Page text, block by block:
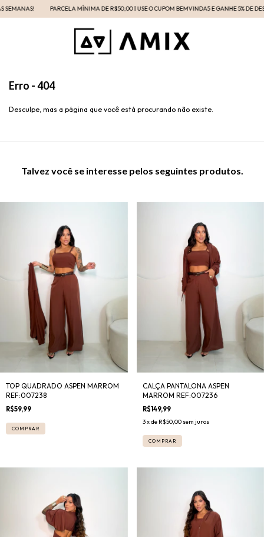
PARCELA MÍNIMA DE R$50,00 | USE O CUPOM BEMVINDA5 E GANHE 5% DE
Erro - 404
Desculpe, mas a página que você está procurando não existe.
Talvez você se interesse pelos seguintes produtos.
TOP QUADRADO ASPEN MARROM
REF:007238
R$59,99
COMPRAR
CALÇA PANTALONA ASPEN
MARROM REF:007236
R$149,99
3x de R$50,00 sem juros
COMPRAR